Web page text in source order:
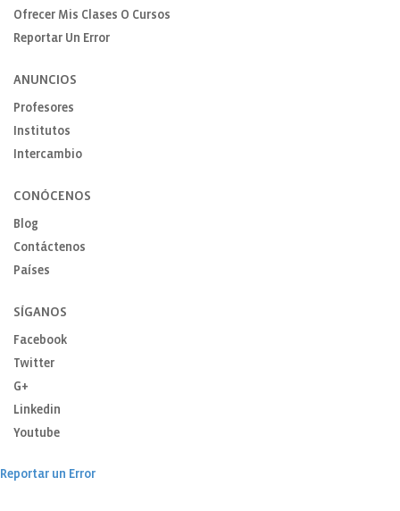
Ofrecer Mis Clases O Cursos
Reportar Un Error
ANUNCIOS
Profesores
Institutos
Intercambio
CONÓCENOS
Blog
Contáctenos
Países
SÍGANOS
Facebook
Twitter
G+
Linkedin
Youtube
Reportar un Error